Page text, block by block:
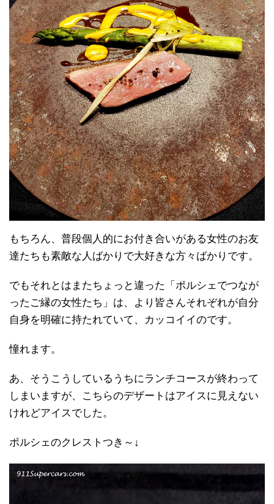
もちろん、普段個人的にお付き合いがある女性のお友
達たちも素敵な人ばかりで大好きな方々ばかりです。
でもそれとはまたちょっと違った「ポルシェでつなが
ったご縁の女性たち」は、より皆さんそれぞれが自分
自身を明確に持たれていて、カッコイイのです。
憧れます。
あ、そうこうしているうちにランチコースが終わって
しまいますが、こちらのデザートはアイスに見えない
けれどアイスでした。
ポルシェのクレストつき～↓